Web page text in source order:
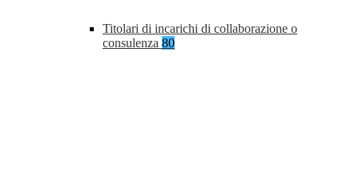
Titolari di incarichi di collaborazione o
consulenza 80